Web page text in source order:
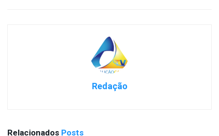
Redação
Relacionados Posts